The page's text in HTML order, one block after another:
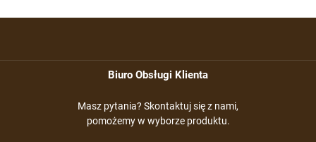
Biuro Obsługi Klienta
Masz pytania? Skontaktuj się z nami,
pomożemy w wyborze produktu.